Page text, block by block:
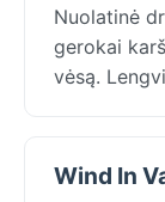
Nuolatinė
gerokai
vėsą.
Wind In